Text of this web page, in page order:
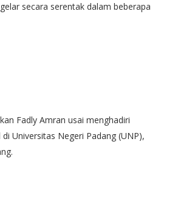
secara serentak dalam beberapa
Fadly Amran usai menghadiri
Universitas Negeri Padang (UNP),